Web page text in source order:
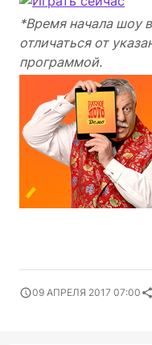
*Время начала шоу
отличаться от
программой.
09 АПРЕЛЯ 2017 07:00